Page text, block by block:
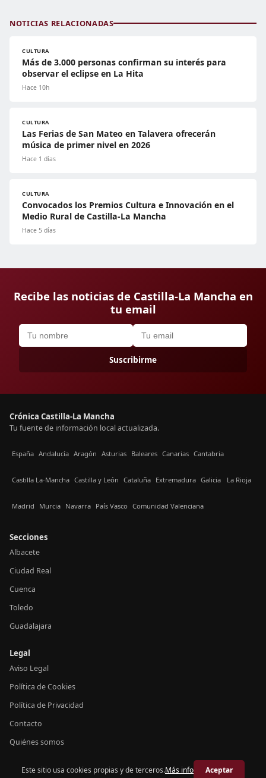
NOTICIAS RELACIONADAS
CULTURA
Más de 3.000 personas confirman su interés para
observar el eclipse en La Hita
Hace 10h
CULTURA
Las Ferias de San Mateo en Talavera ofrecerán
música de primer nivel en 2026
Hace 1 días
CULTURA
Convocados los Premios Cultura e Innovación en el
Medio Rural de Castilla-La Mancha
Hace 5 días
Recibe las noticias de Castilla-La Mancha en
tu email
Suscribirme
Crónica Castilla-La Mancha
Tu fuente de información local actualizada.
España Andalucía Aragón Asturias Baleares Canarias Cantabria
Castilla La-Mancha Castilla y León Cataluña Extremadura Galicia La Rioja
Madrid Murcia Navarra País Vasco Comunidad Valenciana
Secciones
Albacete
Ciudad Real
Cuenca
Toledo
Guadalajara
Legal
Aviso Legal
Política de Cookies
Política de Privacidad
Contacto
Quiénes somos
© 2026 Crónica Castilla-La Mancha
Este sitio usa cookies propias y de terceros.Más info Aceptar